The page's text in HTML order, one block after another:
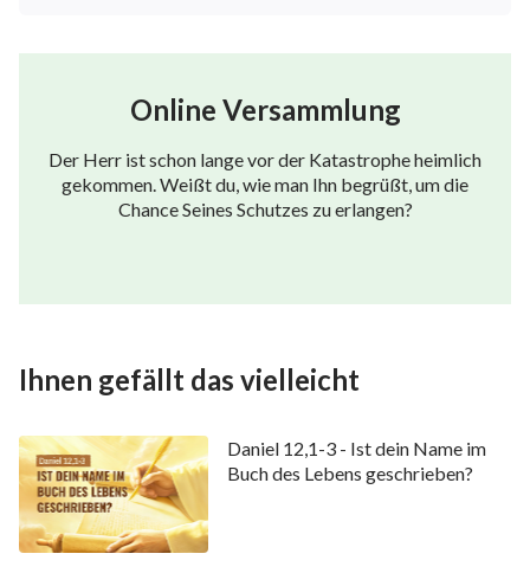
Online Versammlung
Der Herr ist schon lange vor der Katastrophe heimlich
gekommen. Weißt du, wie man Ihn begrüßt, um die
Chance Seines Schutzes zu erlangen?
Ihnen gefällt das vielleicht
Daniel 12,1-3 - Ist dein Name im
Buch des Lebens geschrieben?